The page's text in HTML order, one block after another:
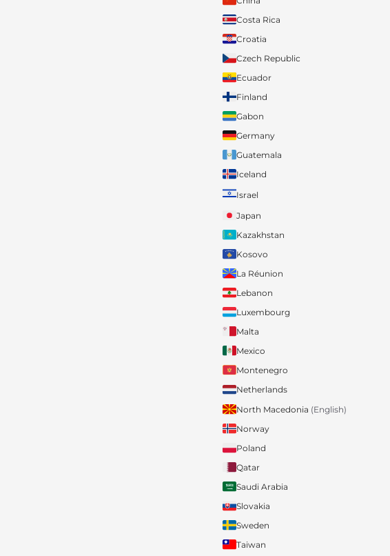
Costa Rica
Croatia
Czech Republic
Ecuador
Finland
Gabon
Germany
Guatemala
Iceland
Israel
Japan
Kazakhstan
Kosovo
La Réunion
Lebanon
Luxembourg
Malta
Mexico
Montenegro
Netherlands
North Macedonia (English)
Norway
Poland
Qatar
Saudi Arabia
Slovakia
Sweden
Taiwan